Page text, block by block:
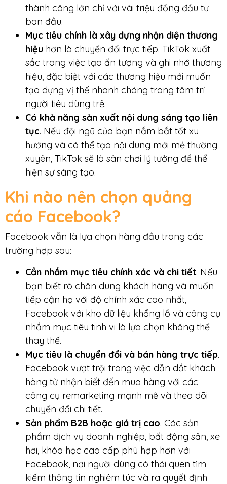
thành công lớn chỉ với vài triệu đồng đầu tư
ban đầu.
Mục tiêu chính là xây dựng nhận diện thương
hiệu hơn là chuyển đổi trực tiếp. TikTok xuất
sắc trong việc tạo ấn tượng và ghi nhớ thương
hiệu, đặc biệt với các thương hiệu mới muốn
tạo dựng vị thế nhanh chóng trong tâm trí
người tiêu dùng trẻ.
Có khả năng sản xuất nội dung sáng tạo liên
tục. Nếu đội ngũ của bạn nắm bắt tốt xu
hướng và có thể tạo nội dung mới mẻ thường
xuyên, TikTok sẽ là sân chơi lý tưởng để thể
hiện sự sáng tạo.
Khi nào nên chọn quảng
cáo Facebook?
Facebook vẫn là lựa chọn hàng đầu trong các
trường hợp sau:
Cần nhắm mục tiêu chính xác và chi tiết. Nếu
bạn biết rõ chân dung khách hàng và muốn
tiếp cận họ với độ chính xác cao nhất,
Facebook với kho dữ liệu khổng lồ và công cụ
nhắm mục tiêu tinh vi là lựa chọn không thể
thay thế.
Mục tiêu là chuyển đổi và bán hàng trực tiếp.
Facebook vượt trội trong việc dẫn dắt khách
hàng từ nhận biết đến mua hàng với các
công cụ remarketing mạnh mẽ và theo dõi
chuyển đổi chi tiết.
Sản phẩm B2B hoặc giá trị cao. Các sản
phẩm dịch vụ doanh nghiệp, bất động sản, xe
hơi, khóa học cao cấp phù hợp hơn với
Facebook, nơi người dùng có thói quen tìm
kiếm thông tin nghiêm túc và ra quyết định